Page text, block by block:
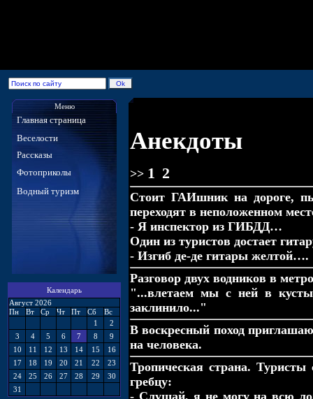
Меню
Главная страница
Веселости
Рассказы
Фотоприколы
Водный туризм
Календарь
Август 2026
Пн
Вт Ср Чт Пт Сб
Вс
1
2
3
4 5 6 7 8
9
10
11 12 13 14 15
16
17
18 19 20 21 22
23
24
25 26 27 28 29
30
31
Анекдоты
>> 1 2
Стоит ГАИшник на дороге,
переходят в неположенном
- Я инспектор из ГИБДД…
Один из туристов достает
- Изгиб де-де гитары желтой….
Разговор двух водников в
"...влетаем мы с ней в
заклинило..."
В воскpесный поход
на человека.
Тропическая страна.
гребцу: